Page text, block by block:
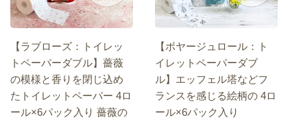
【ラブローズ：トイレッ
トペーパーダブル】薔薇
の模様と香りを閉じ込め
たトイレットペーパー 4ロ
ール×6パック入り 薔薇の
【ボヤージュロール：ト
イレットペーパーダブ
ル】エッフェル塔などフ
ランスを感じる絵柄の 4ロ
ール×6パック入り